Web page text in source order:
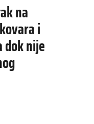
na
i
dok nije